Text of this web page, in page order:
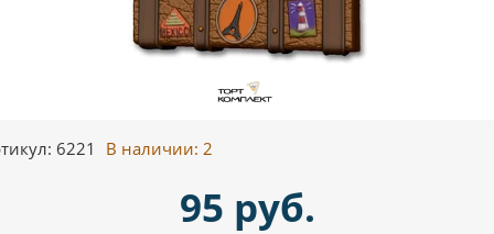
6221 В наличии: 2
95 руб.